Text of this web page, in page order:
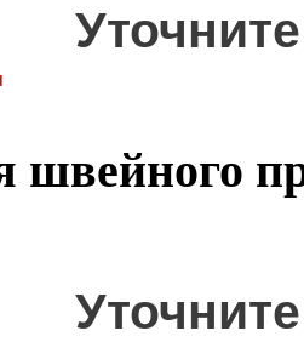
швейного